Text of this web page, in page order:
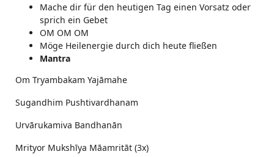
Mache dir für den heutigen Tag einen Vorsatz oder
sprich ein Gebet
OM OM OM
Möge Heilenergie durch dich heute fließen
Mantra
Om Tryambakam Yajāmahe
Sugandhim Pushtivardhanam
Urvārukamiva Bandhanān
Mrityor Mukshīya Māamritāt (3x)